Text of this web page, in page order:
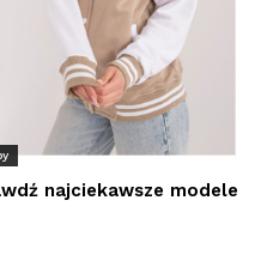
najciekawsze modele